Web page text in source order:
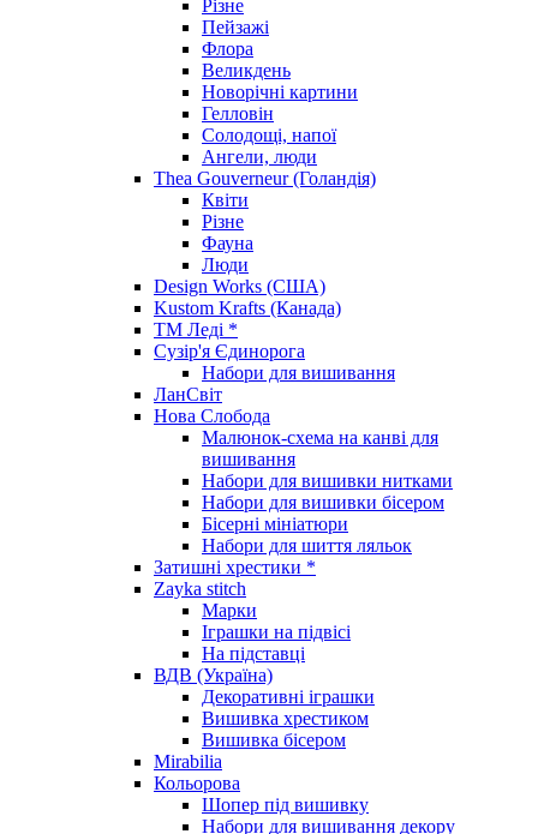
Різне
Пейзажі
Флора
Великдень
Новорічні картини
Гелловін
Солодощі, напої
Ангели, люди
Thea Gouverneur (Голандія)
Квіти
Різне
Фауна
Люди
Design Works (США)
Kustom Krafts (Канада)
ТМ Леді *
Сузір'я Єдинорога
Набори для вишивання
ЛанСвіт
Нова Слобода
Малюнок-схема на канві для
вишивання
Набори для вишивки нитками
Набори для вишивки бісером
Бісерні мініатюри
Набори для шиття ляльок
Затишні хрестики *
Zayka stitch
Марки
Іграшки на підвісі
На підставці
ВДВ (Україна)
Декоративні іграшки
Вишивка хрестиком
Вишивка бісером
Mirabilia
Кольорова
Шопер під вишивку
Набори для вишивання декору